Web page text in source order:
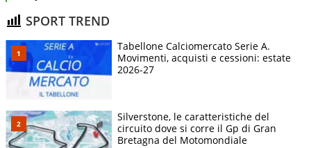
SPORT TREND
Tabellone Calciomercato Serie A.
Movimenti, acquisti e cessioni: estate
2026-27
Silverstone, le caratteristiche del
circuito dove si corre il Gp di Gran
Bretagna del Motomondiale